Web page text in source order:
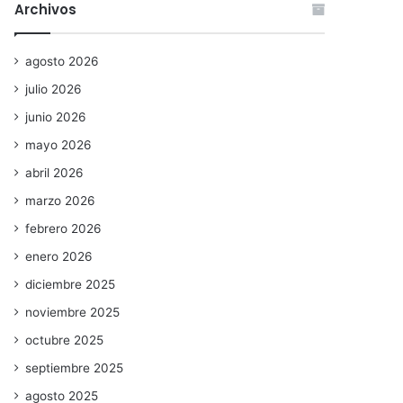
Archivos
agosto 2026
julio 2026
junio 2026
mayo 2026
abril 2026
marzo 2026
febrero 2026
enero 2026
diciembre 2025
noviembre 2025
octubre 2025
septiembre 2025
agosto 2025